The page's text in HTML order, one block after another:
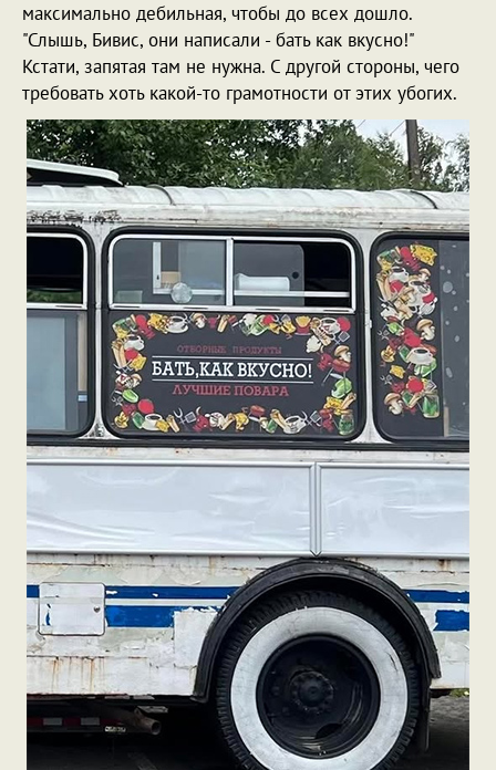
максимально дебильная, чтобы до всех дошло.
"Слышь, Бивис, они написали - бать как вкусно!"
Кстати, запятая там не нужна. С другой стороны, чего
требовать хоть какой-то грамотности от этих убогих.